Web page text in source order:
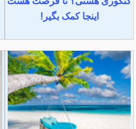
اینجا کمک بگیر!